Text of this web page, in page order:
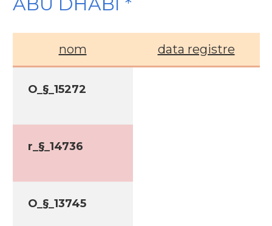
nom data registre
O_§_15272
r_§_14736
O_§_13745